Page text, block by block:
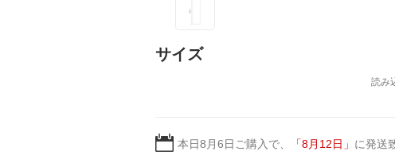
サイズ
本日8月6日 ご購入で、 「8月12日 」 に発送